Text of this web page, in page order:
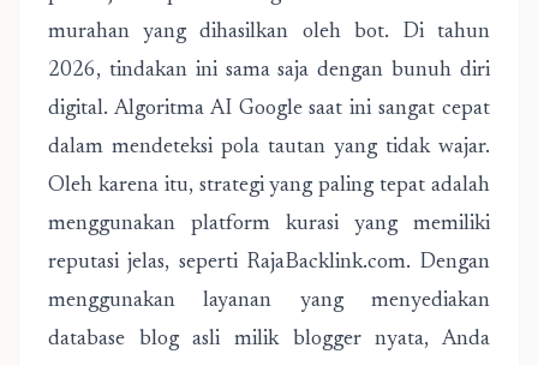
murahan yang dihasilkan oleh bot. Di tahun
2026, tindakan ini sama saja dengan bunuh diri
digital. Algoritma AI Google saat ini sangat cepat
dalam mendeteksi pola tautan yang tidak wajar.
Oleh karena itu, strategi yang paling tepat adalah
menggunakan platform kurasi yang memiliki
reputasi jelas, seperti RajaBacklink.com. Dengan
menggunakan layanan yang menyediakan
database blog asli milik blogger nyata, Anda